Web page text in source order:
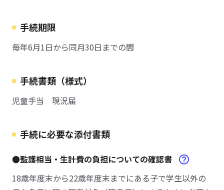
手続期限
毎年6月1日から同月30日までの間
手続書類（様式）
児童手当 現況届
手続に必要な添付書類
●監護相当・生計費の負担についての確認書
18歳年度末から22歳年度末までにある子で学生以外の